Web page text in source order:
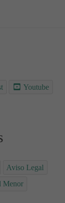
Youtube
Aviso Legal
Menor